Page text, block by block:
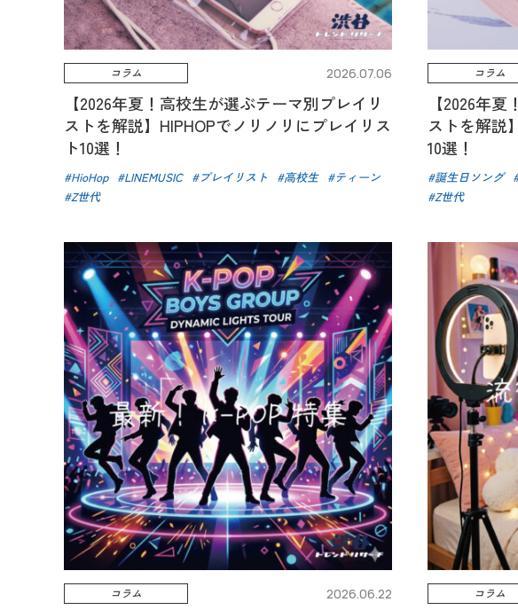
コラム 2026.07.06
【2026年夏！高校生が選ぶテーマ別プレイリ
ストを解説】HIPHOPでノリノリにプレイリス
ト10選！
HioHop LINEMUSIC プレイリスト 高校生
ティーン
Z世代
コラム
【2026年
ストを解説
10選！
誕生日ソング
Z世代
コラム 2026.06.22 コラム